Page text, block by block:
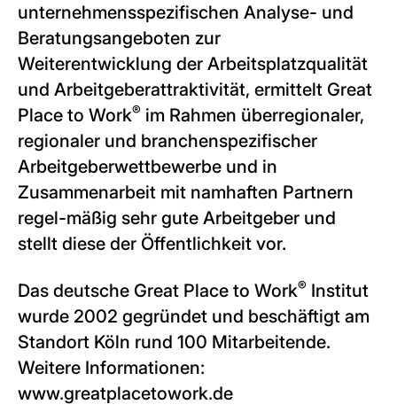
unternehmensspezifischen Analyse- und
Beratungsangeboten zur
Weiterentwicklung der Arbeitsplatzqualität
und Arbeitgeberattraktivität, ermittelt Great
Place to Work® im Rahmen überregionaler,
regionaler und branchenspezifischer
Arbeitgeberwettbewerbe und in
Zusammenarbeit mit namhaften Partnern
regel-mäßig sehr gute Arbeitgeber und
stellt diese der Öffentlichkeit vor.
Das deutsche Great Place to Work® Institut
wurde 2002 gegründet und beschäftigt am
Standort Köln rund 100 Mitarbeitende.
Weitere Informationen:
www.greatplacetowork.de